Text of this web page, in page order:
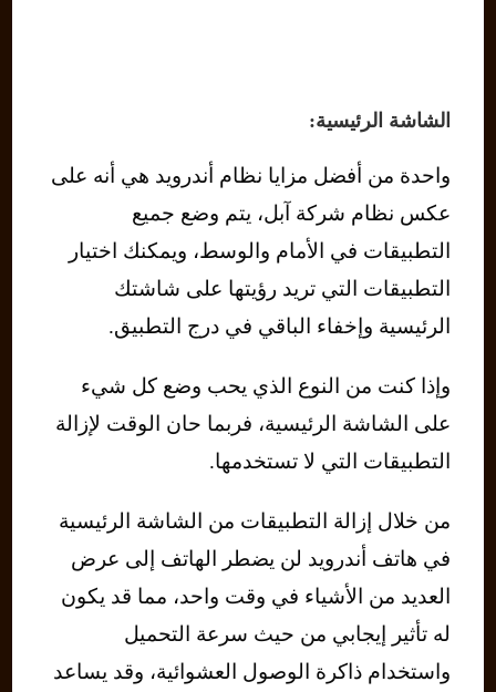
الشاشة الرئيسية:
واحدة من أفضل مزايا نظام أندرويد هي أنه على
عكس نظام شركة آبل، يتم وضع جميع
التطبيقات في الأمام والوسط، ويمكنك اختيار
التطبيقات التي تريد رؤيتها على شاشتك
الرئيسية وإخفاء الباقي في درج التطبيق.
وإذا كنت من النوع الذي يحب وضع كل شيء
على الشاشة الرئيسية، فربما حان الوقت لإزالة
التطبيقات التي لا تستخدمها.
من خلال إزالة التطبيقات من الشاشة الرئيسية
في هاتف أندرويد لن يضطر الهاتف إلى عرض
العديد من الأشياء في وقت واحد، مما قد يكون
له تأثير إيجابي من حيث سرعة التحميل
واستخدام ذاكرة الوصول العشوائية، وقد يساعد